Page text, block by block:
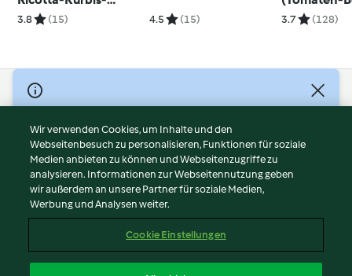
Ravioli
3.8 (15) 4.5 (15) 3.7 (128)
© Copyright 2026
Nutzungsbedingungen
Datenschutzrichtlinien
Disclaimer
Impressum
Cookies
Abo kündigen
Wir verwenden Cookies, um Inhalte und den
Webseitenbesuch zu personalisieren, Funktionen für soziale
Medien anbieten zu können und Webseitenzugriffe zu
analysieren. Informationen zur Webseitennutzung geben
wir außerdem an unsere Partner für soziale Medien,
Werbung und Analysen weiter.
Cookie Einstellungen